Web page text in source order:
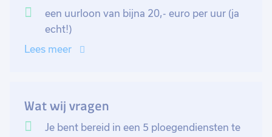
komen en je bent in bezit van een VCA of kan dit halen
via Luba. Daarnaast word je volledig gekeurd voor je in
dienst gaat en je uit dienst gaat (maak je geen zorgen
dit is wettelijk verplicht en in de afgelopen 50 jaar is
een uurloon van bijna 20,- euro per uur (ja
echt!)
Lees meer
Wat wij vragen
Je bent bereid in een 5 ploegendiensten te